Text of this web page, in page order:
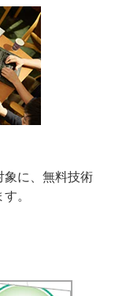
象に、無料技術
。